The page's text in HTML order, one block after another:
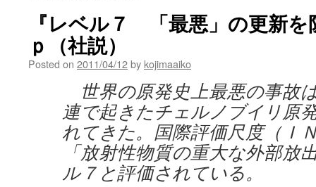
『レベル７ 「最悪」の更新
ｐ（社説）
Posted on 2011/04/12by kojimaaiko
世界の原発史上最悪の事故
連で起きたチェルノブイリ原
れてきた。国際評価尺度（Ｉ
「放射性物質の重大な外部放
ル７と評価されている。